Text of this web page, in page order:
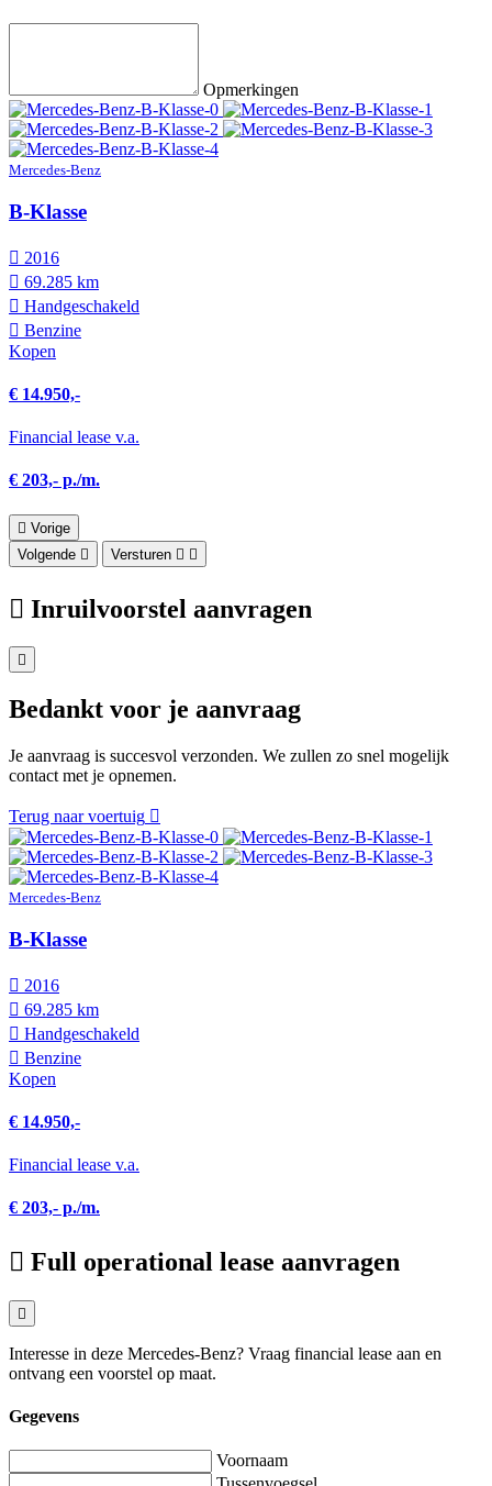
Opmerkingen
Mercedes-Benz
B-Klasse
2016
69.285 km
Hand­geschakeld
Benzine
Kopen
€ 14.950,-
Financial lease v.a.
€ 203,- p./m.
Vorige
Volgende
Versturen
Inruilvoorstel aanvragen
Bedankt voor je aanvraag
Je aanvraag is succesvol verzonden. We zullen zo snel mogelijk
contact met je opnemen.
Terug naar voertuig
Mercedes-Benz
B-Klasse
2016
69.285 km
Hand­geschakeld
Benzine
Kopen
€ 14.950,-
Financial lease v.a.
€ 203,- p./m.
Full operational lease aanvragen
Interesse in deze Mercedes-Benz? Vraag financial lease aan en
ontvang een voorstel op maat.
Gegevens
Voornaam